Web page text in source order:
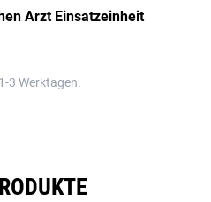
Arzt Einsatzeinheit
3 Werktagen.